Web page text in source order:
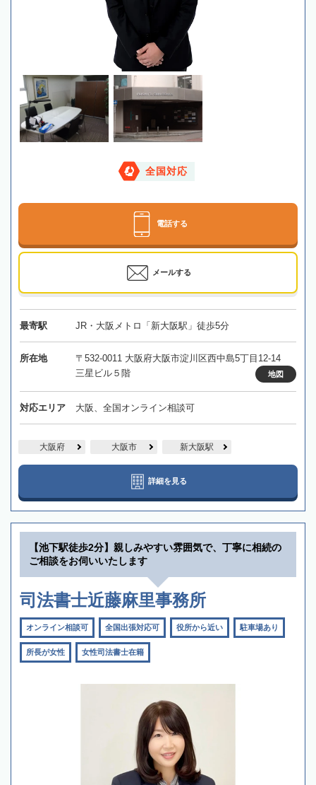
全国対応
電話する
メールする
最寄駅 JR・大阪メトロ「新大阪駅」徒歩5分
所在地
〒532-0011 大阪府大阪市淀川区西中島5丁目12-14
三星ビル５階
地図
対応エリア 大阪、全国オンライン相談可
大阪府 大阪市 新大阪駅
詳細を見る
【池下駅徒歩2分】親しみやすい雰囲気で、丁寧に相続の
ご相談をお伺いいたします
司法書士近藤麻里事務所
オンライン相談可 全国出張対応可 役所から近い 駐車場あり
所長が女性 女性司法書士在籍